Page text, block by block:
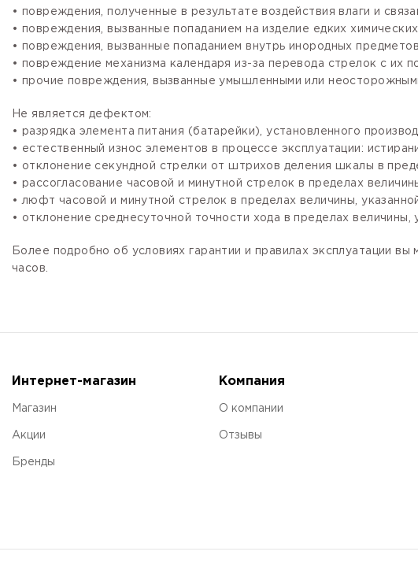
• повреждения, полученные в результате воздействия влаги и
• повреждения, вызванные попаданием на изделие едких
• повреждения, вызванные попаданием внутрь инородных
• повреждение механизма календаря из-за перевода стрелок с их
• прочие повреждения, вызванные умышленными или
Не является дефектом:
• разрядка элемента питания (батарейки), установленного
• естественный износ элементов в процессе эксплуатации:
• отклонение секундной стрелки от штрихов деления шкалы в
• рассогласование часовой и минутной стрелок в пределах
• люфт часовой и минутной стрелок в пределах величины,
• отклонение среднесуточной точности хода в пределах величины,
Более подробно об условиях гарантии и правилах эксплуатации
часов.
Интернет-магазин
Магазин
Акции
Бренды
Компания
О компании
Отзывы